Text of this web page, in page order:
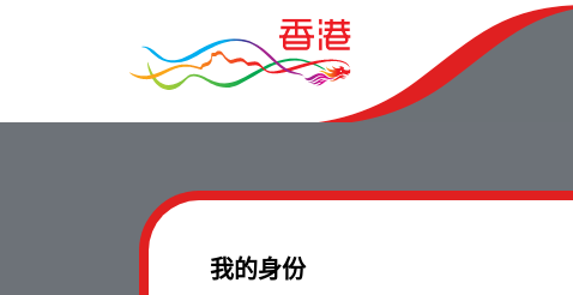
我的身份